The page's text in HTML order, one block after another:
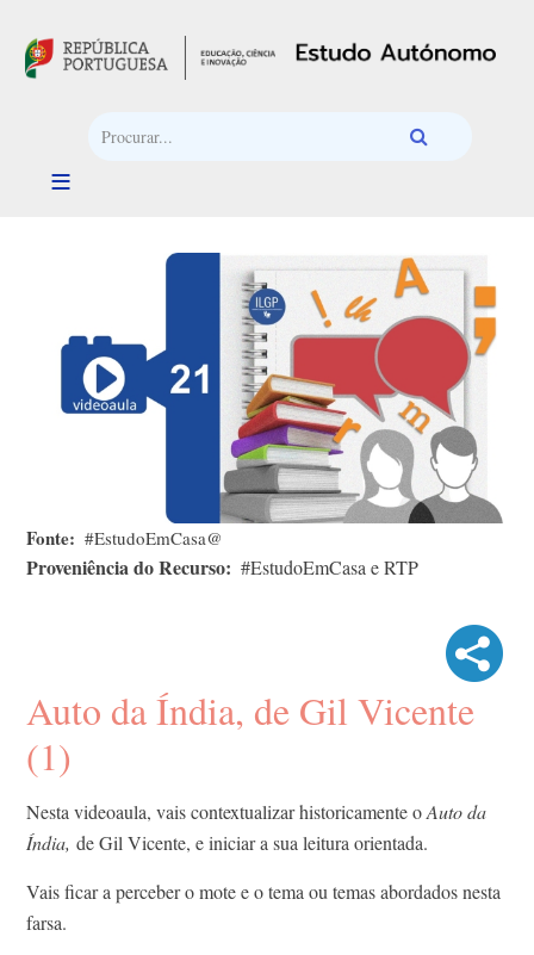
Fonte #EstudoEmCasa@
Proveniência do Recurso #EstudoEmCasa e RTP
Auto da Índia, de Gil Vicente
(1)
Nesta videoaula, vais contextualizar historicamente oAuto da
Índia, de Gil Vicente, e iniciar a sua leitura orientada.
Vais ficar a perceber o mote e o tema ou temas abordados nesta
farsa.